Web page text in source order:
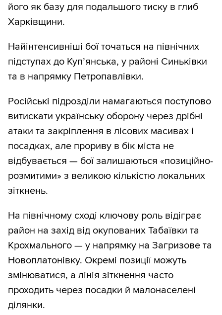
його як базу для подальшого тиску в глиб
Харківщини.
Найінтенсивніші бої точаться на північних
підступах до Куп’янська, у районі Синьківки
та в напрямку Петропавлівки.
Російські підрозділи намагаються поступово
витискати українську оборону через дрібні
атаки та закріплення в лісових масивах і
посадках, але прориву в бік міста не
відбувається — бої залишаються «позиційно-
розмитими» з великою кількістю локальних
зіткнень.
На північному сході ключову роль відіграє
район на захід від окупованих Табаївки та
Крохмального — у напрямку на Загризове та
Новоплатонівку. Окремі позиції можуть
змінюватися, а лінія зіткнення часто
проходить через посадки й малонаселені
ділянки.